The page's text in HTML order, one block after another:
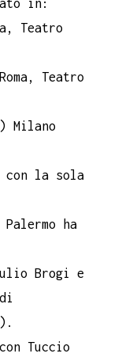
in:
Teatro
Teatro
Milano
la sola
ha
Brogi e
Tuccio